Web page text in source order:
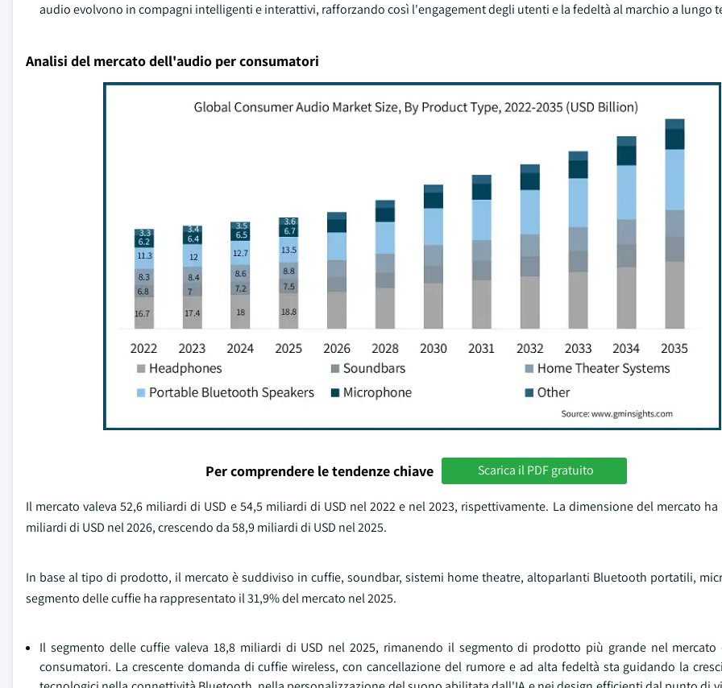
audio evolvono in compagni intelligenti e interattivi, rafforzando così l'engagement degli utenti e la fedeltà al marchio a lungo
Analisi del mercato dell'audio per consumatori
Per comprendere le tendenze chiave Scarica il PDF gratuito
Il mercato valeva 52,6 miliardi di USD e 54,5 miliardi di USD nel 2022 e nel 2023, rispettivamente. La dimensione del mercato
miliardi di USD nel 2026, crescendo da 58,9 miliardi di USD nel 2025.
In base al tipo di prodotto, il mercato è suddiviso in cuffie, soundbar, sistemi home theatre, altoparlanti Bluetooth portatili,
segmento delle cuffie ha rappresentato il 31,9% del mercato nel 2025.
Il segmento delle cuffie valeva 18,8 miliardi di USD nel 2025, rimanendo il segmento di prodotto più grande nel
consumatori. La crescente domanda di cuffie wireless, con cancellazione del rumore e ad alta fedeltà sta guidando la